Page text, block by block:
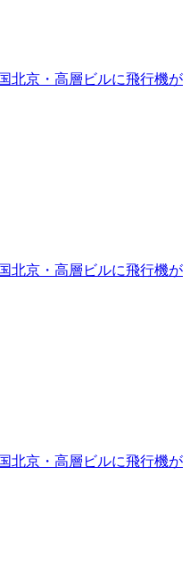
北京・高層ビルに飛行機が
北京・高層ビルに飛行機が
北京・高層ビルに飛行機が